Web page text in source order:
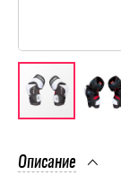
Описание